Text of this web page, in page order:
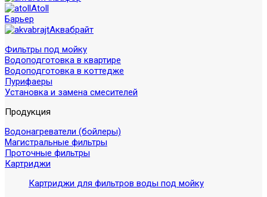
Atoll
Барьер
Аквабрайт
Фильтры под мойку
Водоподготовка в квартире
Водоподготовка в коттедже
Пурифаеры
Установка и замена смесителей
Продукция
Водонагреватели (бойлеры)
Магистральные фильтры
Проточные фильтры
Картриджи
Картриджи для фильтров воды под мойку